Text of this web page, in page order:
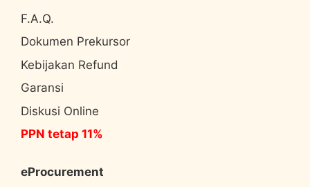
F.A.Q.
Dokumen Prekursor
Kebijakan Refund
Garansi
Diskusi Online
PPN tetap 11%
eProcurement